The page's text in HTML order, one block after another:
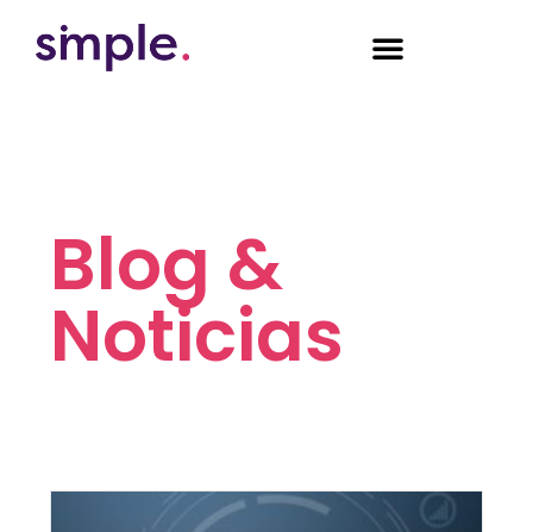
Blog &
Noticias